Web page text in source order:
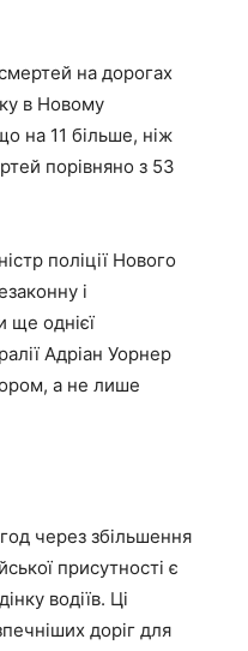
на дорогах
в Новому
на 11 більше, ніж
порівняно з 53
поліції Нового
і
ще однієї
Адріан Уорнер
а не лише
через збільшення
присутності є
водіїв. Ці
доріг для